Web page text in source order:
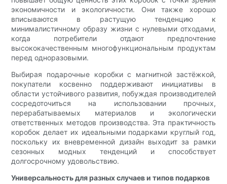
экономичности и экологичности. Они также хорошо
вписываются в растущую тенденцию к
минималистичному образу жизни с нулевыми отходами,
когда потребители отдают предпочтение
высококачественным многофункциональным продуктам
перед одноразовыми.
Выбирая подарочные коробки с магнитной застёжкой,
покупатели косвенно поддерживают инициативы в
области устойчивого развития, побуждая производителей
сосредоточиться на использовании прочных,
перерабатываемых материалов и экологически
ответственных методов производства. Эта практичность
коробок делает их идеальными подарками круглый год,
поскольку их вневременной дизайн выходит за рамки
сезонных модных тенденций и способствует
долгосрочному удовольствию.
Универсальность для разных случаев и типов подарков